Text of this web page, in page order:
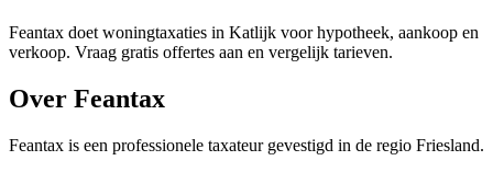
Feantax doet woningtaxaties in Katlijk voor hypotheek, aankoop en
verkoop. Vraag gratis offertes aan en vergelijk tarieven.
Over Feantax
Feantax is een professionele taxateur gevestigd in de regio Friesland.